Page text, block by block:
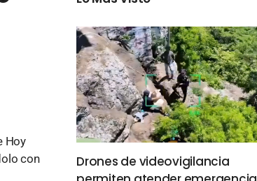
Hoy
con
Drones de videovigilancia